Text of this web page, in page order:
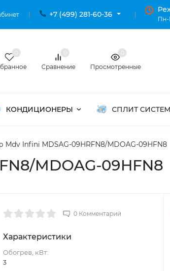
+7 (499) 281-60-36
Пн-
Сравнение Просмотренные
КОНДИЦИОНЕРЫ СПЛИТ
Infini MDSAG-09HRFN8/MDOAG-09HFN8
MDOAG-09HFN8
0 Комментарий
Характеристики
Обогрев, кВт:
3